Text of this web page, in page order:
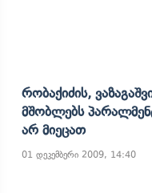
Რობაქიძის,
Მშობლებს
Არ Მიეცათ
01 დეკემბერი 2009, 14:40